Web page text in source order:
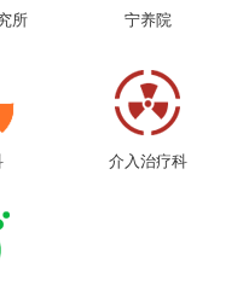
所 宁养院
介入治疗科